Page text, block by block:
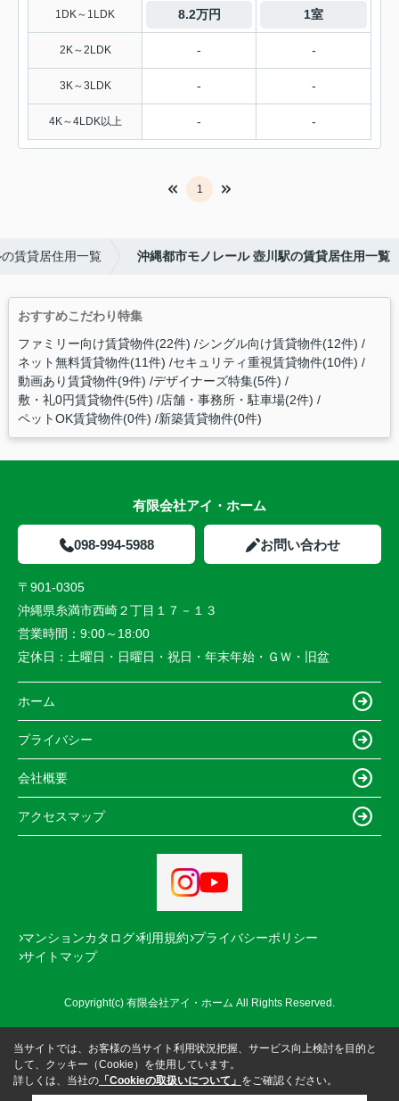
1DK～1LDK 8.2万円 1室
2K～2LDK - -
3K～3LDK - -
4K～4LDK以上 - -
1
賃貸居住用一覧 沖縄都市モノレール 壺川駅の賃貸居住用一覧
おすすめこだわり特集
ファミリー向け賃貸物件(22件) シングル向け賃貸物件(12件)
ネット無料賃貸物件(11件) セキュリティ重視賃貸物件(10件)
動画あり賃貸物件(9件) デザイナーズ特集(5件)
敷・礼0円賃貸物件(5件) 店舗・事務所・駐車場(2件)
ペットOK賃貸物件(0件) 新築賃貸物件(0件)
有限会社アイ・ホーム
098-994-5988 お問い合わせ
〒901-0305
沖縄県糸満市西崎２丁目１７－１３
営業時間： 9:00～18:00
定休日： 土曜日・日曜日・祝日・年末年始・ＧＷ・旧盆
ホーム
プライバシー
会社概要
アクセスマップ
マンションカタログ 利用規約 プライバシーポリシー
サイトマップ
Copyright(c) 有限会社アイ・ホーム All Rights Reserved.
当サイトでは、お客様の当サイト利用状況把握、サービス向上検討を目的と
して、クッキー（Cookie）を使用しています。
詳しくは、当社の 「Cookieの取扱いについて」 をご確認ください。